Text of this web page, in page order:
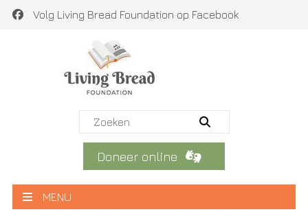
Volg Living Bread Foundation op Facebook
Doneer online
MENU